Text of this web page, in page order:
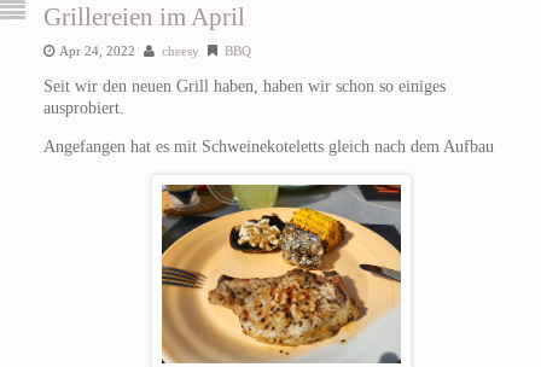
Grillereien im April
Apr 24, 2022 cheesy BBQ
Seit wir den neuen Grill haben, haben wir schon so einiges
ausprobiert.
Angefangen hat es mit Schweinekoteletts gleich nach dem Aufbau